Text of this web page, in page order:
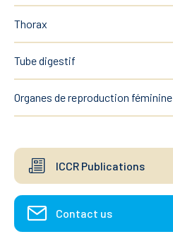
Thorax
Tube digestif
Organes de reproduction féminine
ICCR Publications
Contact us